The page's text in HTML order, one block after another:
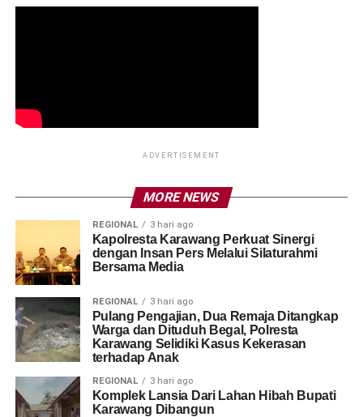
ADVERTISEMENT
MORE NEWS
REGIONAL 3 hari ago
Kapolresta Karawang Perkuat Sinergi
dengan Insan Pers Melalui Silaturahmi
Bersama Media
REGIONAL 3 hari ago
Pulang Pengajian, Dua Remaja Ditangkap
Warga dan Dituduh Begal, Polresta
Karawang Selidiki Kasus Kekerasan
terhadap Anak
REGIONAL 3 hari ago
Komplek Lansia Dari Lahan Hibah Bupati
Karawang Dibangun